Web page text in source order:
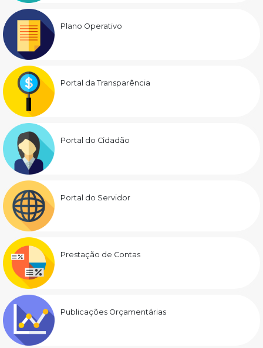
Plano Operativo
Portal da Transparência
Portal do Cidadão
Portal do Servidor
Prestação de Contas
Publicações Orçamentárias